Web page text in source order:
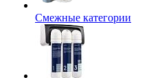
Смежные категории